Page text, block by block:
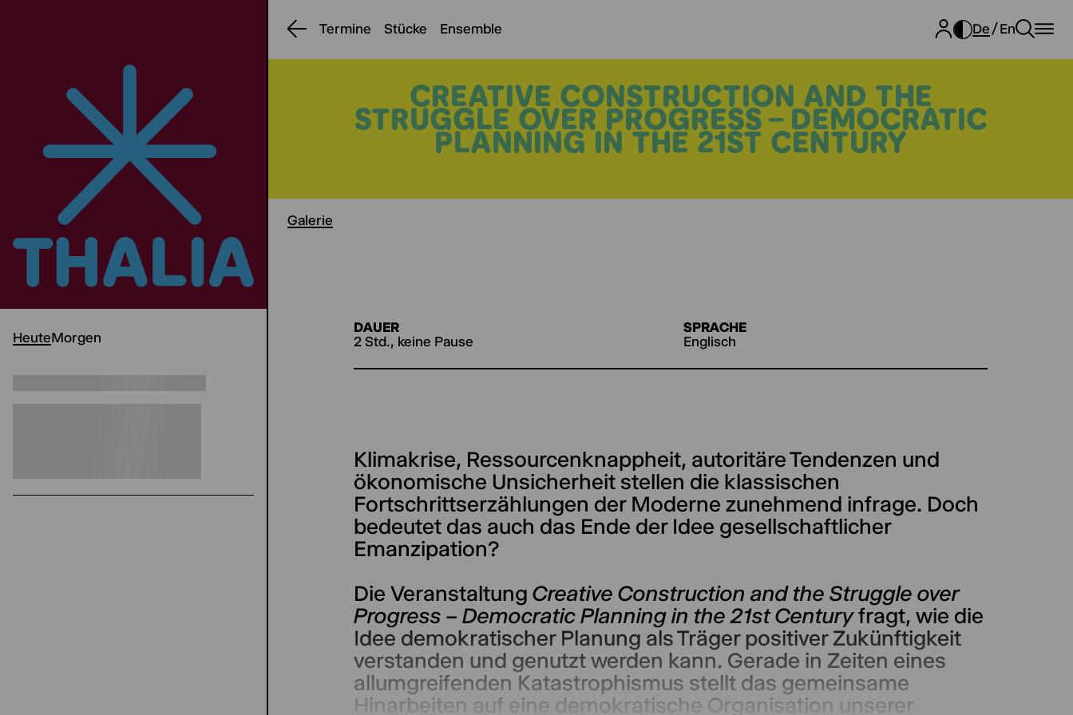
HeuteMorgen
Termine Stücke Ensemble De En
CREATIVE CONSTRUCTION AND THE
STRUGGLE OVER PROGRESS - DEMOCRATIC
PLANNING IN THE 21ST CENTURY
Galerie
DAUER
2 Std., keine Pause
SPRACHE
Englisch
Klimakrise, Ressourcenknappheit, autoritäre Tendenzen und
ökonomische Unsicherheit stellen die klassischen
Fortschrittserzählungen der Moderne zunehmend infrage. Doch
bedeutet das auch das Ende der Idee gesellschaftlicher
Emanzipation?
Die Veranstaltung Creative Construction and the Struggle over
Progress – Democratic Planning in the 21st Centuryfragt, wie die
Idee demokratischer Planung als Träger positiver Zukünftigkeit
verstanden und genutzt werden kann. Gerade in Zeiten eines
allumgreifenden Katastrophismus stellt das gemeinsame
Hinarbeiten auf eine demokratische Organisation unserer